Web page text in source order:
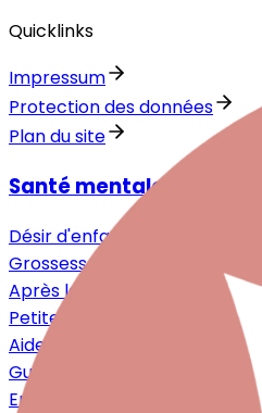
Quicklinks
Impressum
Protection des données
Plan du site
Santé mentale autour
Désir d'enfant
Grossesse
Après la naissance
Petite enfance
Aide pour les proches
Guide
Entretiens